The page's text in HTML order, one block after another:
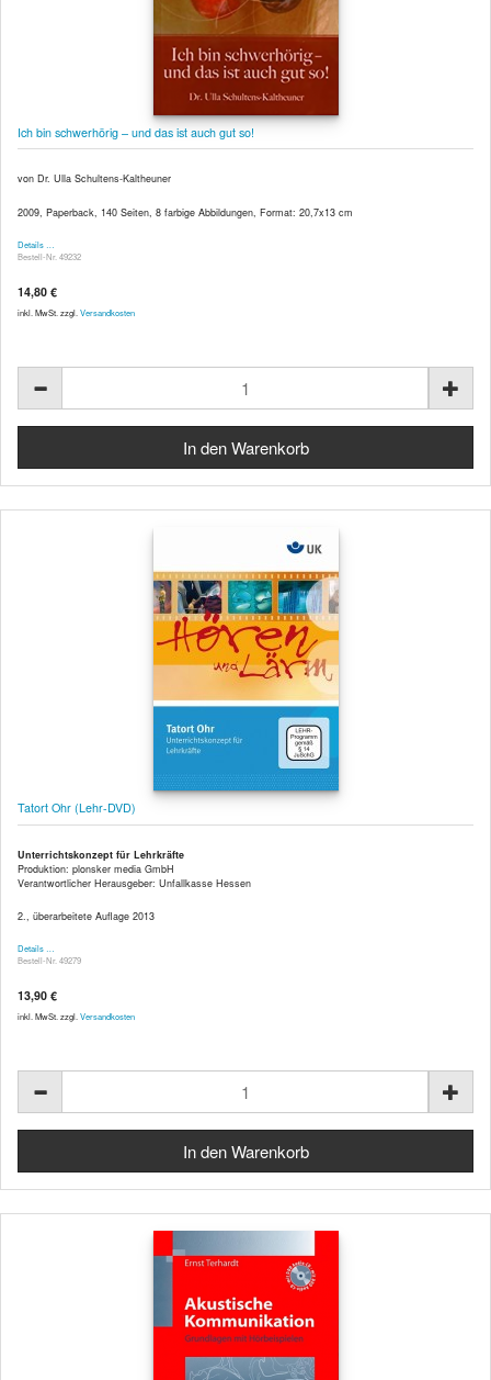
Ich bin schwerhörig – und das ist auch gut so!
von Dr. Ulla Schultens-Kaltheuner
2009, Paperback, 140 Seiten, 8 farbige Abbildungen, Format: 20,7x13 cm
Details …
Bestell-Nr. 49232
14,80 €
inkl. MwSt. zzgl. Versandkosten
Tatort Ohr (Lehr-DVD)
Unterrichtskonzept für Lehrkräfte
Produktion: plonsker media GmbH
Verantwortlicher Herausgeber: Unfallkasse Hessen
2., überarbeitete Auflage 2013
Details …
Bestell-Nr. 49279
13,90 €
inkl. MwSt. zzgl. Versandkosten